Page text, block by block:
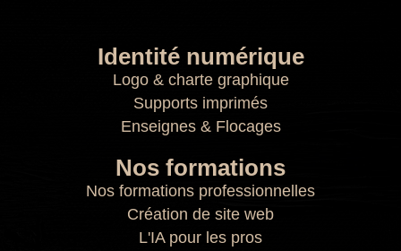
Identité numérique
Logo & charte graphique
Supports imprimés
Enseignes & Flocages
Nos formations
Nos formations professionnelles
Création de site web
L'IA pour les pros